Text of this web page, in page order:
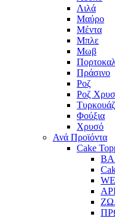
Λιλά
Μαύρο
Μέντα
Μπλε
Μωβ
Πράσινο
Ροζ
Ροζ
Τυρκουάζ
Φούξια
Χρυσό
Ανά Προϊόντα
Cake